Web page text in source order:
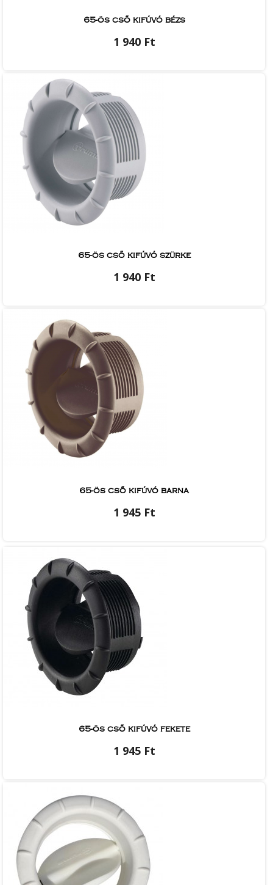
65-ös cső kifúvó bézs
1 940 Ft
65-ös cső kifúvó szürke
1 940 Ft
65-ös cső kifúvó barna
1 945 Ft
65-ös cső kifúvó fekete
1 945 Ft